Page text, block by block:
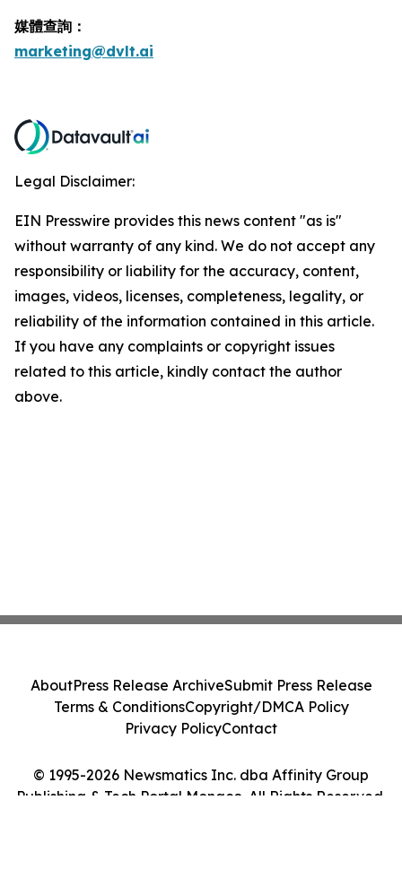
媒體查詢：
marketing@dvlt.ai
Legal Disclaimer:
EIN Presswire provides this news content "as is"
without warranty of any kind. We do not accept any
responsibility or liability for the accuracy, content,
images, videos, licenses, completeness, legality, or
reliability of the information contained in this article.
If you have any complaints or copyright issues
related to this article, kindly contact the author
above.
© 1995-2026 Newsmatics Inc. dba Affinity Group
Publishing & Tech Portal Monaco. All Rights Reserved.
AboutPress Release ArchiveSubmit Press Release
Terms & ConditionsCopyright/DMCA Policy
Privacy PolicyContact